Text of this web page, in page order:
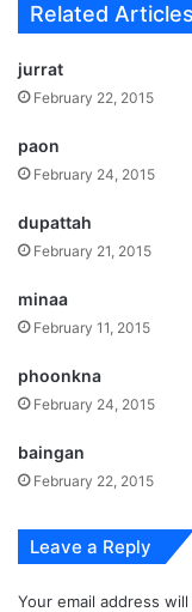
Related Articles
jurrat
February 22, 2015
paon
February 24, 2015
dupattah
February 21, 2015
minaa
February 11, 2015
phoonkna
February 24, 2015
baingan
February 22, 2015
Leave a Reply
Your email address